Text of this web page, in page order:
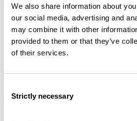
We also share information about
our social media, advertising and
may combine it with other
provided to them or that they’ve
of their services.
Selection
Strictly necessary